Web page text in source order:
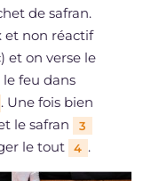
de safran.
et non réactif
et on verse le
feu dans
. Une fois bien
le safran 3
le tout 4 .